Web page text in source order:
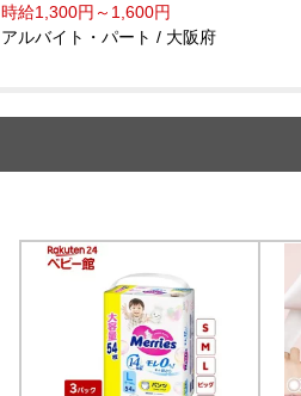
時給1,300円～1,600円
アルバイト・パート / 大阪府